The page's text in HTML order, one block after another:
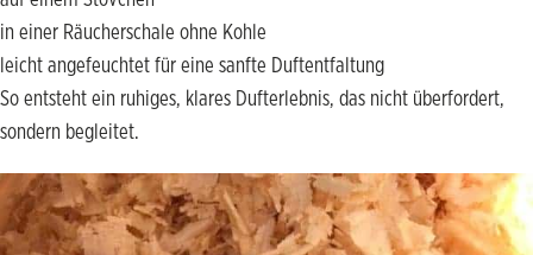
in einer Räucherschale ohne Kohle
leicht angefeuchtet für eine sanfte Duftentfaltung
So entsteht ein ruhiges, klares Dufterlebnis, das nicht überfordert,
sondern begleitet.